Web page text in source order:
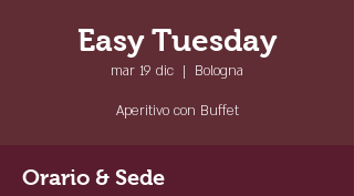
Easy Tuesday
mar 19 dic
  |
Bologna
Aperitivo con Buffet
Orario & Sede